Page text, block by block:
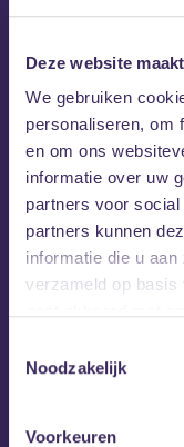
Deze website
We gebruiken
personaliseren, om
en om ons
informatie over uw
partners voor
partners kunnen
informatie die u
verzameld op basis
Noodzakelijk
Voorkeuren